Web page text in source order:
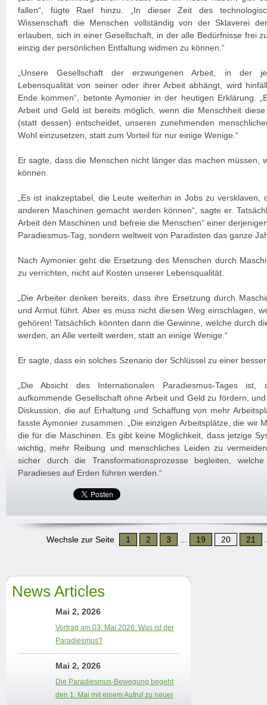
fallen“, fügte Rael hinzu. „In dieser Zeit des
Wissenschaft die Menschen vollständig von der Sklaverei
erlauben, sich in einer Gesellschaft, in der alle Bedürfnisse frei
einzig der persönlichen Entfaltung widmen zu können.“
„Unsere Gesellschaft der erzwungenen Arbeit, in der
Lebensqualität von seiner oder ihrer Arbeit abhängt, wird
Ende kommen“, betonte Aymonier in der heutigen Erklärung.
Arbeit und Geld ist bereits möglich, wenn die Menschheit
(statt dessen) entscheidet, unseren zunehmenden
Wohl einzusetzen, statt zum Vorteil für nur einige Wenige.“
Er sagte, dass die Menschen nicht länger das machen müssen,
können.
„Es ist inakzeptabel, die Leute weiterhin in Jobs zu
anderen Maschinen gemacht werden können“, sagte er.
Arbeit den Maschinen und befreie die Menschen“ einer
Paradiesmus-Tag, sondern weltweit von Paradisten das ganze
Nach Aymonier geht die Ersetzung des Menschen durch
zu verrichten, nicht auf Kosten unserer Lebensqualität.
„Die Arbeiter denken bereits, dass ihre Ersetzung durch
und Armut führt. Aber es muss nicht diesen Weg einschlagen,
gehören! Tatsächlich könnten dann die Gewinne, welche durch
werden, an Alle verteilt werden, statt an einige Wenige.“
Er sagte, dass ein solches Szenario der Schlüssel zu einer
„Die Absicht des Internationalen Paradiesmus-Tages
aufkommende Gesellschaft ohne Arbeit und Geld zu fördern,
Diskussion, die auf Erhaltung und Schaffung von mehr
fasste Aymonier zusammen. „Die einzigen Arbeitsplätze, die wir
die für die Maschinen. Es gibt keine Möglichkeit, dass jetzige
wichtig, mehr Reibung und menschliches Leiden zu
sicher durch die Transformationsprozesse begleiten,
Paradieses auf Erden führen werden.“
Wechsle zur Seite 1 2 3 19 20 21
News Articles
Mai 2, 2026
Vortrag am 03. Mai 2026: Was ist der
Paradiesmus?
Mai 2, 2026
Die Paradiesmus-Bewegung begeht
den 1. Mai mit einem Aufruf zu neuer